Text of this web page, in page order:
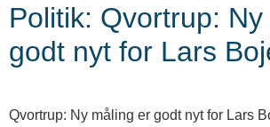
Politik: Qvortrup:
godt nyt for Lars
Qvortrup: Ny måling er godt nyt for Lars